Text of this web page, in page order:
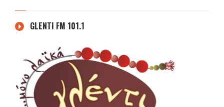
GLENTI FM 101.1